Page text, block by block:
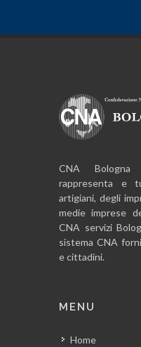
CNA Bologna
rappresenta e
artigiani, degli
medie imprese
CNA servizi
sistema CNA
e cittadini.
MENU
Home